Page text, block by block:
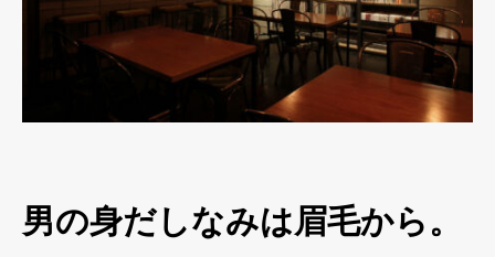
男の身だしなみは眉毛から。